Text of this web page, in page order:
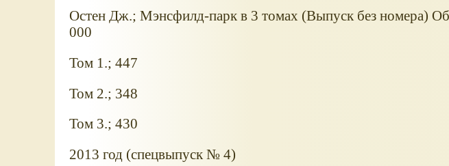
Остен Дж.; Мэнсфилд-парк в 3 томах (Выпуск без номера)
000
Том 1.; 447
Том 2.; 348
Том 3.; 430
2013 год (спецвыпуск № 4)